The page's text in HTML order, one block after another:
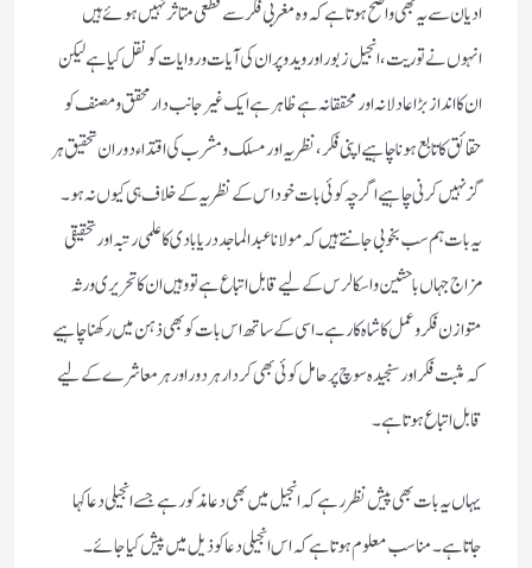
ادیان سے یہ بھی واضح ہوتا ہے کہ وہ مغربی فکر سے قطعی متاثر نہیں ہوئے ہیں
انہوں نے توریت ، انجیل زبور اور وید وپران کی آیات و روایات کو نقل کیا ہے لیکن
ان کا انداز بڑا عادلانہ اور محققانہ ہے ظاہر ہے ایک غیر جانب دار محقق و مصنف کو
حقائق کا تابع ہونا چاہیے اپنی فکر ، نظریہ اور مسلک و مشرب کی اقتداء دوران تحقیق ہر
گز نہیں کرنی چاہیے اگر چہ کوئی بات خود اس کے نظریہ کے خلاف ہی کیوں نہ ہو ۔
یہ بات ہم سب بخوبی جانتے ہیں کہ مولانا عبد الماجد دریابادی کا علمی رتبہ اور تحقیقی
مزاج جہاں باحثین و اسکالرس کے لیے قابل اتباع ہے تو وہیں ان کا تحریری ورثہ
متوازن فکر وعمل کا شاہ کار ہے ۔ اسی کے ساتھ اس بات کو بھی ذہن میں رکھنا چاہیے
کہ مثبت فکر اور سنجیدہ سوچ پر حامل کوئی بھی کردار ہر دور اور ہر معاشرے کے لیے
قابل اتباع ہوتا ہے ۔
یہاں یہ بات بھی پیش نظر رہے کہ انجیل میں بھی دعا مذکور ہے جسے انجیلی دعا کہا
جاتاہے ۔ مناسب معلوم ہوتا ہے کہ اس انجیلی دعا کو ذیل میں پیش کیا جائے ۔